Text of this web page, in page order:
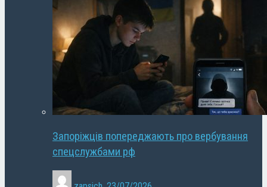
Запоріжців попереджають про вербування
спецслужбами рф